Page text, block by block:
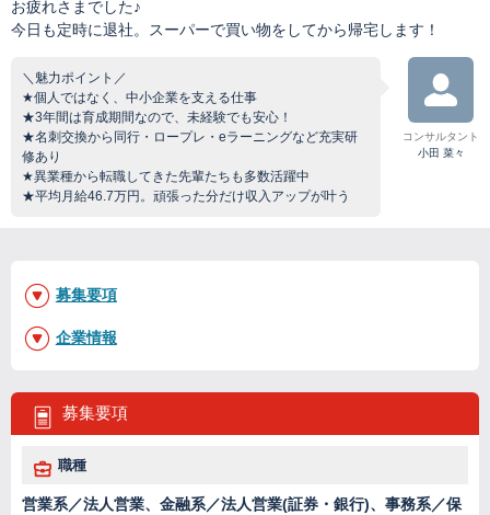
お疲れさまでした♪
今日も定時に退社。スーパーで買い物をしてから帰宅します！
＼魅力ポイント／
★個人ではなく、中小企業を支える仕事
★3年間は育成期間なので、未経験でも安心！
★名刺交換から同行・ロープレ・eラーニングなど充実研
修あり
★異業種から転職してきた先輩たちも多数活躍中
★平均月給46.7万円。頑張った分だけ収入アップが叶う
コンサルタント
小田 菜々
募集要項
職種
営業系／法人営業、金融系／法人営業(証券・銀行)、事務系／保
募集要項
企業情報